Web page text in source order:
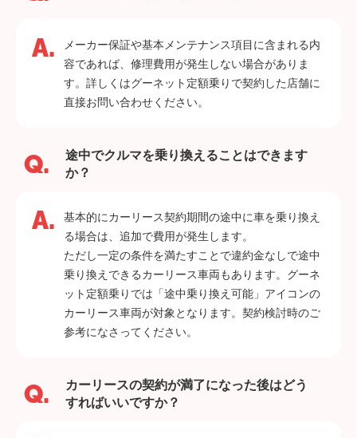
メーカー保証や基本メンテナンス項目に含まれる内
容であれば、修理費用が発生しない場合がありま
す。詳しくはグーネット定額乗りで契約した店舗に
直接お問い合わせください。
途中でクルマを乗り換えることはできます
か？
基本的にカーリース契約期間の途中に車を乗り換え
る場合は、追加で費用が発生します。
ただし一定の条件を満たすことで違約金なしで途中
乗り換えできるカーリース車両もあります。グーネ
ット定額乗りでは「途中乗り換え可能」アイコンの
カーリース車両が対象となります。契約検討時のご
参考になさってください。
カーリースの契約が満了になった後はどう
すればいいですか？